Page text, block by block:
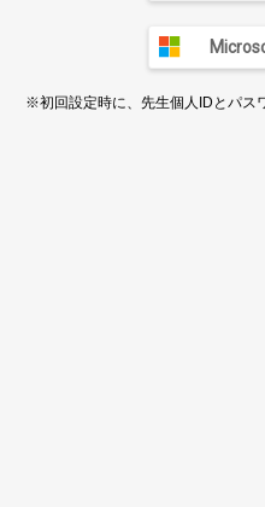
※初回設定時に、先生個人IDとパス